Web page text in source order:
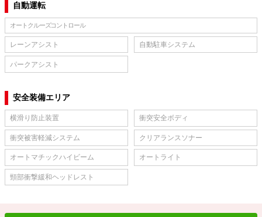
自動運転
オートクルーズコントロール
レーンアシスト 自動駐車システム
パークアシスト
安全装備エリア
横滑り防止装置 衝突安全ボディ
衝突被害軽減システム クリアランスソナー
オートマチックハイビーム オートライト
頸部衝撃緩和ヘッドレスト